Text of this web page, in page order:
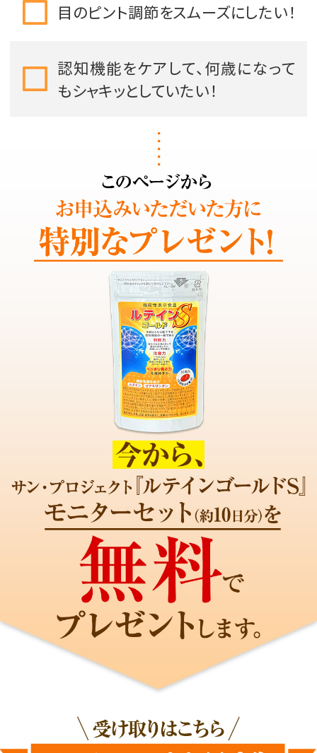
目のピント調節をスムーズにしたい！
認知機能をケアして、何歳になって
もシャキッとしていたい！